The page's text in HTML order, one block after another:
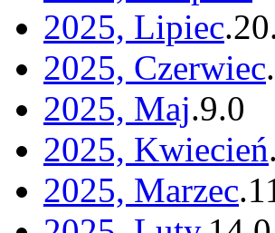
2025, Lipiec.20
2025, Czerwiec.
2025, Maj.9.0
2025, Kwiecień.
2025, Marzec.